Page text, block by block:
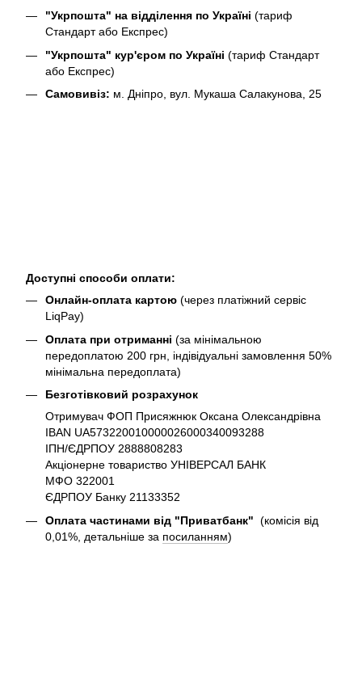
"Укрпошта" на відділення по Україні (тариф
Стандарт або Експрес)
"Укрпошта" кур'єром по Україні (тариф Стандарт
або Експрес)
Самовивіз: м. Дніпро, вул. Мукаша Салакунова, 25
Доступні способи оплати:
Онлайн-оплата картою (через платіжний сервіс
LiqPay)
Оплата при отриманні (за мінімальною
передоплатою 200 грн, індівідуальні замовлення 50%
мінімальна передоплата)
Безготівковий розрахунок
Отримувач ФОП Присяжнюк Оксана Олександрівна
IBAN UA573220010000026000340093288
ІПН/ЄДРПОУ 2888808283
Акціонерне товариство УНІВЕРСАЛ БАНК
МФО 322001
ЄДРПОУ Банку 21133352
Оплата частинами від "Приватбанк" (комісія від
0,01%, детальніше за посиланням)